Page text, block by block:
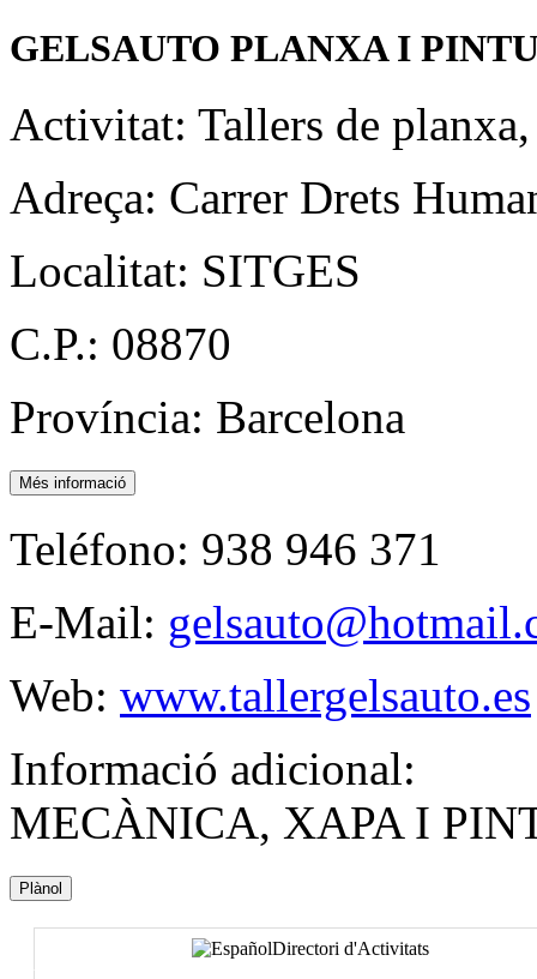
GELSAUTO PLANXA I
Activitat: Tallers de
Adreça: Carrer Drets
Localitat: SITGES
C.P.: 08870
Província: Barcelona
Més informació
Teléfono: 938 946 371
E-Mail:
Web: www.tallergelsauto.es
Informació adicional:
MECÀNICA, XAPA I
Plànol
Directori d'Activitats